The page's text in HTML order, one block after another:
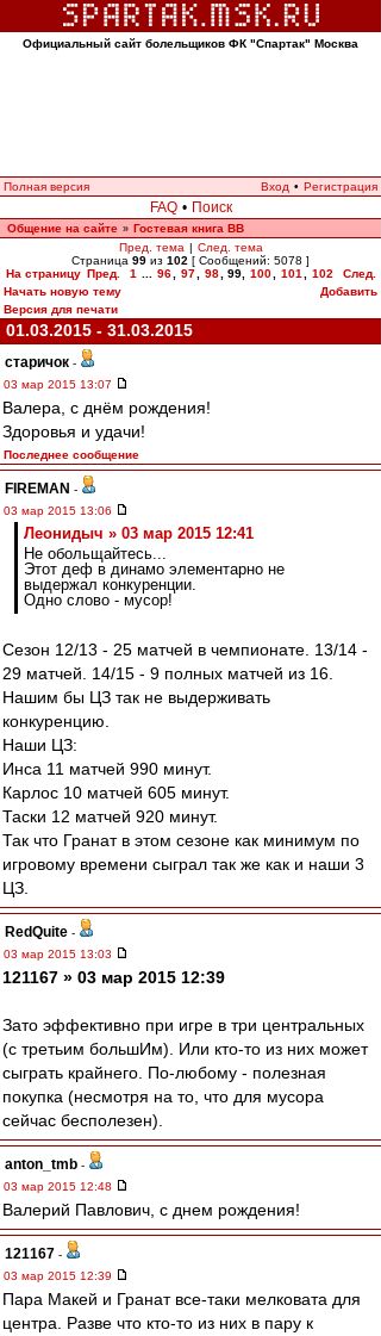
Официальный сайт болельщиков ФК "Спартак" Москва
Полная версия Вход • Регистрация
FAQ • Поиск
Общение на сайте » Гостевая книга ВВ
Пред. тема | След. тема
Страница 99 из 102 [ Сообщений: 5078 ]
На страницу Пред. 1 96 97 98 99, 100 101 102
След.
Начать новую тему
Добавить
Версия для печати
01.03.2015 - 31.03.2015
старичок -
03 мар 2015 13:07
Валера, с днём рождения!
Здоровья и удачи!
Последнее сообщение
FIREMAN -
03 мар 2015 13:06
Леонидыч » 03 мар 2015 12:41
Не обольщайтесь...
Этот деф в динамо элементарно не
выдержал конкуренции.
Одно слово - мусор!
Сезон 12/13 - 25 матчей в чемпионате. 13/14 -
29 матчей. 14/15 - 9 полных матчей из 16.
Нашим бы ЦЗ так не выдерживать
конкуренцию.
Наши ЦЗ:
Инса 11 матчей 990 минут.
Карлос 10 матчей 605 минут.
Таски 12 матчей 920 минут.
Так что Гранат в этом сезоне как минимум по
игровому времени сыграл так же как и наши 3
ЦЗ.
RedQuite -
03 мар 2015 13:03
121167 » 03 мар 2015 12:39
Зато эффективно при игре в три центральных
(с третьим большИм). Или кто-то из них может
сыграть крайнего. По-любому - полезная
покупка (несмотря на то, что для мусора
сейчас бесполезен).
anton_tmb -
03 мар 2015 12:48
Валерий Павлович, с днем рождения!
121167 -
03 мар 2015 12:39
Пара Макей и Гранат все-таки мелковата для
центра. Разве что кто-то из них в пару к